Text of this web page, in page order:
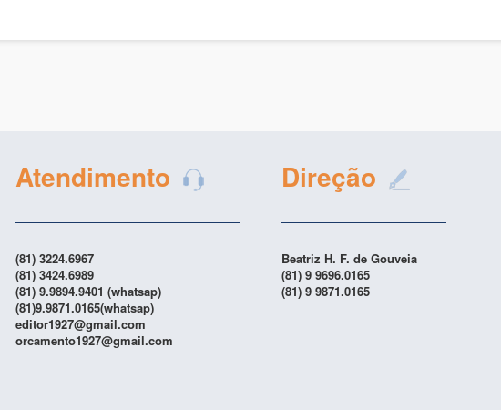
Atendimento
(81) 3224.6967
(81) 3424.6989
(81) 9.9894.9401 (whatsap)
(81)9.9871.0165(whatsap)
editor1927@gmail.com
orcamento1927@gmail.com
Direção
Beatriz H. F. de Gouveia
(81) 9 9696.0165
(81) 9 9871.0165